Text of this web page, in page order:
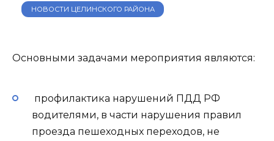
НОВОСТИ ЦЕЛИНСКОГО РАЙОНА
Основными задачами мероприятия являются:
профилактика нарушений ПДД РФ
водителями, в части нарушения правил
проезда пешеходных переходов, не